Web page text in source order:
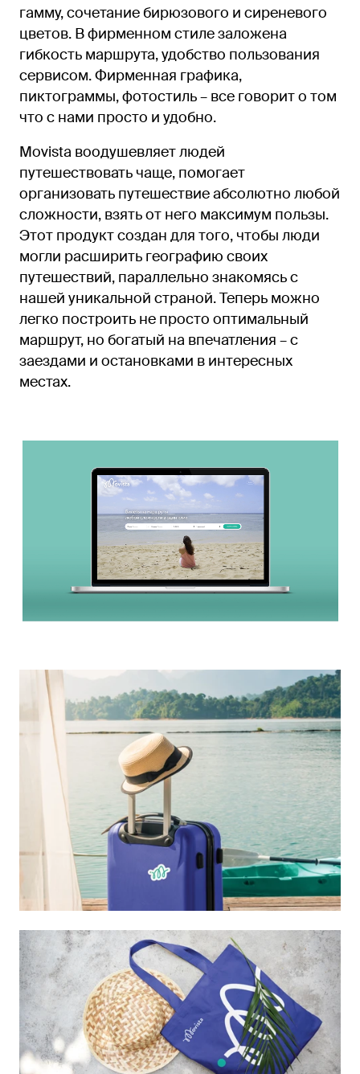
гамму, сочетание бирюзового и сиреневого
цветов. В фирменном стиле заложена
гибкость маршрута, удобство пользования
сервисом. Фирменная графика,
пиктограммы, фотостиль – все говорит о том
что с нами просто и удобно.
Movista воодушевляет людей
путешествовать чаще, помогает
организовать путешествие абсолютно любой
сложности, взять от него максимум пользы.
Этот продукт создан для того, чтобы люди
могли расширить географию своих
путешествий, параллельно знакомясь с
нашей уникальной страной. Теперь можно
легко построить не просто оптимальный
маршрут, но богатый на впечатления – с
заездами и остановками в интересных
местах.